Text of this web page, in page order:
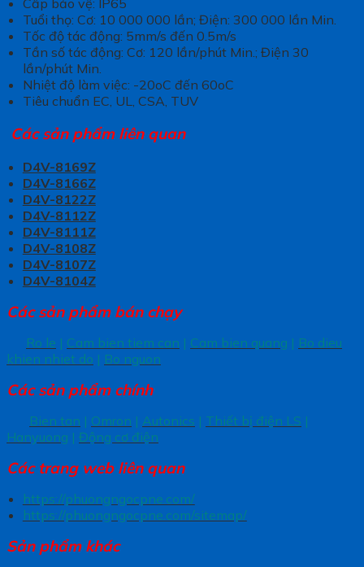
Tuổi thọ: Cơ: 10 000 000 lần; Điện: 300 000 lần Min.
Tốc độ tác động: 5mm/s đến 0.5m/s
Tần số tác động: Cơ: 120 lần/phút Min.; Điện 30
lần/phút Min.
Nhiệt độ làm việc: -20oC đến 60oC
Tiêu chuẩn EC, UL, CSA, TUV
Các sản phẩm liên quan
D4V-8169Z
D4V-8166Z
D4V-8122Z
D4V-8112Z
D4V-8111Z
D4V-8108Z
D4V-8107Z
D4V-8104Z
Các sản phẩm bán chạy
Ro le | Cam bien tiem can | Cam bien quang | Bo dieu
khien nhiet do | Bo nguon
Các sản phẩm chính
Bien tan | Omron | Autonics | Thiết bị điện LS |
Hanyuong | Động cơ điện
Các trang web liên quan
https://phuongngocpne.com/
https://phuongngocpne.com/sitemap/
Sản phẩm khác